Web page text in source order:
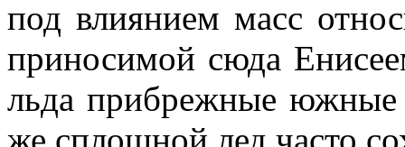
под влия­нием масс
приносимой сюда
льда прибрежные юж­ные
же сплошной лед часто